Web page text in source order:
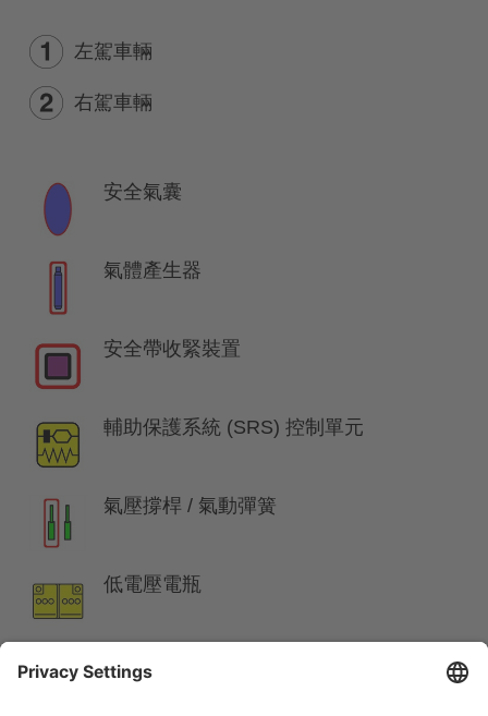
左駕車輛
右駕車輛
安全氣囊
氣體產生器
安全帶收緊裝置
輔助保護系統 (SRS) 控制單元
氣壓撐桿 / 氣動彈簧
低電壓電瓶
汽油 燃油箱